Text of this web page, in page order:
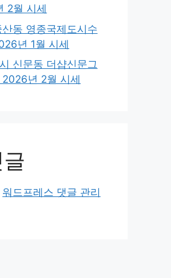
2월 시세
동 영종국제도시수
년 1월 시세
신문동 더샵신문그
년 2월 시세
워드프레스 댓글 관리